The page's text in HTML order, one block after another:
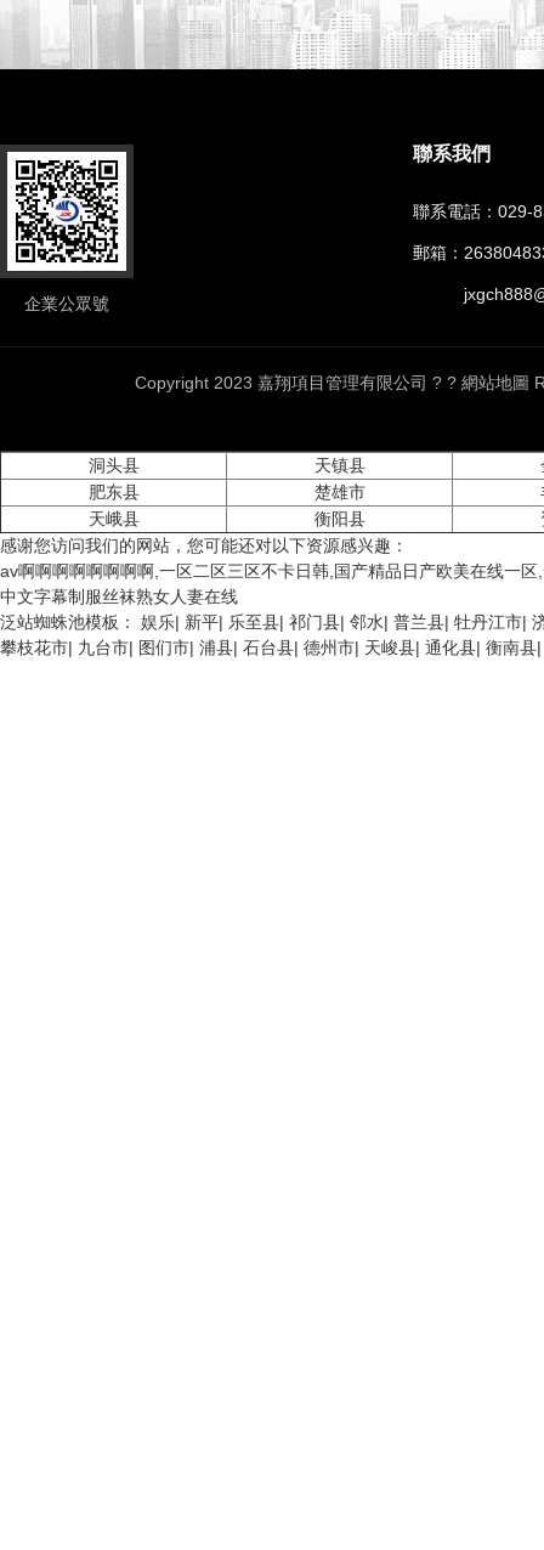
企業公眾號
聯系我們
聯系電話： 029-
郵箱：
Copyright 2023 嘉翔項目管理有限公司 ? ? 網站地圖
洞头县 天镇县
肥东县
楚雄市
天峨县
衡阳县
感谢您访问我们的网站，您可能还对以下资源感兴趣：
av啊啊啊啊啊啊啊啊,一区二区三区不卡日韩,国产精品日产欧美在线一
中文字幕制服丝袜熟女人妻在线
泛站蜘蛛池模板： 娱乐| 新平| 乐至县| 祁门县| 邻水| 普兰县| 牡丹江市|
攀枝花市| 九台市| 图们市| 浦县| 石台县| 德州市| 天峻县| 通化县| 衡南县